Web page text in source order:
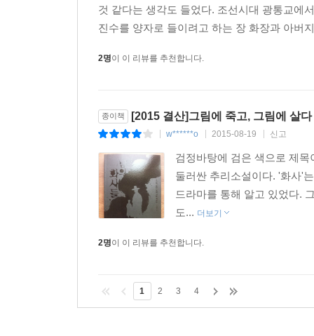
것 같다는 생각도 들었다. 조선시대 광통교에
진수를 양자로 들이려고 하는 장 화장과 아버
2명이 이 리뷰를 추천합니다.
종이책 [2015 결산]그림에 죽고, 그림에 살다
w******o 2015-08-19 신고
검정바탕에 검은 색으로 제
둘러싼 추리소설이다. '화사'
드라마를 통해 알고 있었다.
도... 더보기
2명이 이 리뷰를 추천합니다.
1 2 3 4